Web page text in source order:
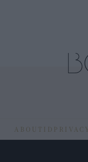
ABOUT ID PRIVACY